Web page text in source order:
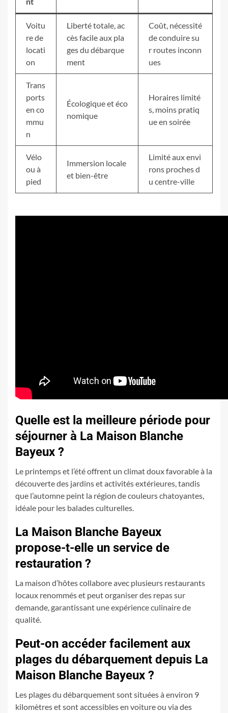
Voitu
re de
locati
on
Liberté totale, ac
cès facile aux pla
ges du débarque
ment
Coût, nécessité
de conduire su
r routes inconn
ues
Trans
ports
en co
mmu
n
Écologique et éco
nomique
Horaires limité
s, moins pratiq
ue en soirée
Vélo
ou à
pied
Immersion locale
et bien-être
Limité aux envi
rons proches d
u centre-ville
Quelle est la meilleure période pour
séjourner à La Maison Blanche
Bayeux ?
Le printemps et l’été offrent un climat doux favorable à la
découverte des jardins et activités extérieures, tandis
que l’automne peint la région de couleurs chatoyantes,
idéale pour les balades culturelles.
La Maison Blanche Bayeux
propose-t-elle un service de
restauration ?
La maison d’hôtes collabore avec plusieurs restaurants
locaux renommés et peut organiser des repas sur
demande, garantissant une expérience culinaire de
qualité.
Peut-on accéder facilement aux
plages du débarquement depuis La
Maison Blanche Bayeux ?
Les plages du débarquement sont situées à environ 9
kilomètres et sont accessibles en voiture ou via des